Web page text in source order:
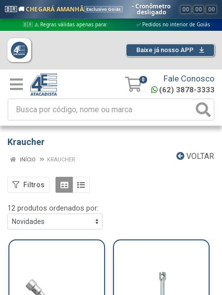
🇧🇷 🚚CHEGARÁ AMANHÃ Exclusivo Goiás - Cronômetro
desligado 00 : 00 : 00
🇧🇷 ⚠️ Regras válidas apenas para: ✅ Pedidos no interior de Goiás
Baixe já nosso APP
0 Fale Conosco
(62) 3878-3333
Kraucher
VOLTAR
INÍCIO KRAUCHER
Filtros
12 produtos ordenados por: